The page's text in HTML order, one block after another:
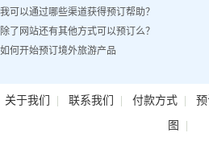
我可以通过哪些渠道获得预订帮助？
除了网站还有其他方式可以预订么？
如何开始预订境外旅游产品
关于我们 | 联系我们 | 付款方式| 预
图 |